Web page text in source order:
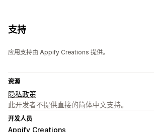
支持
应用支持由 Appify Creations 提供。
资源
隐私政策
此开发者不提供直接的简体中文支持。
开发人员
Appify Creations